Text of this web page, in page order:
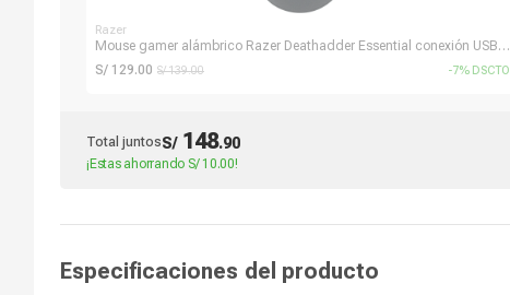
Razer
Mouse gamer alámbrico Razer Deathadder Essential conexión USB,
6400 dpi, 5 botones, luz verde, negro
S/ 129.00 S/ 139.00 -7% DSCTO
Total juntosS/ 148.90
¡Estas ahorrando S/ 10.00!
Especificaciones del producto